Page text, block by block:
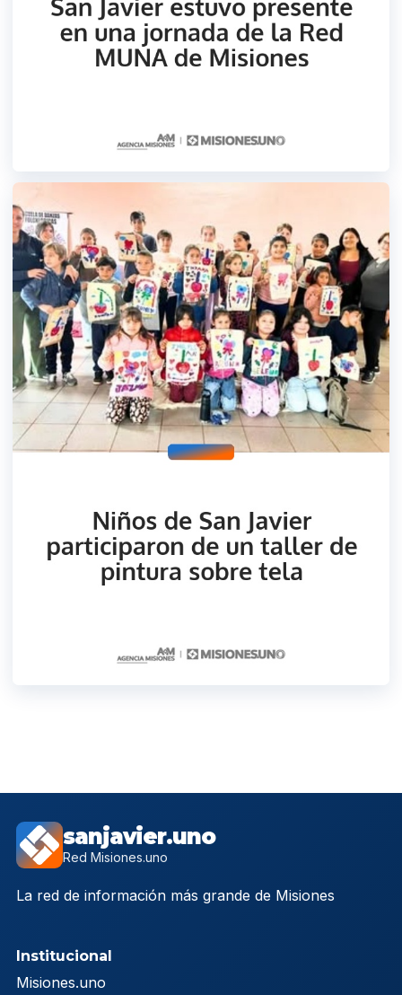
sanjavier.uno
Red Misiones.uno
La red de información más grande de Misiones
Institucional
Misiones.uno